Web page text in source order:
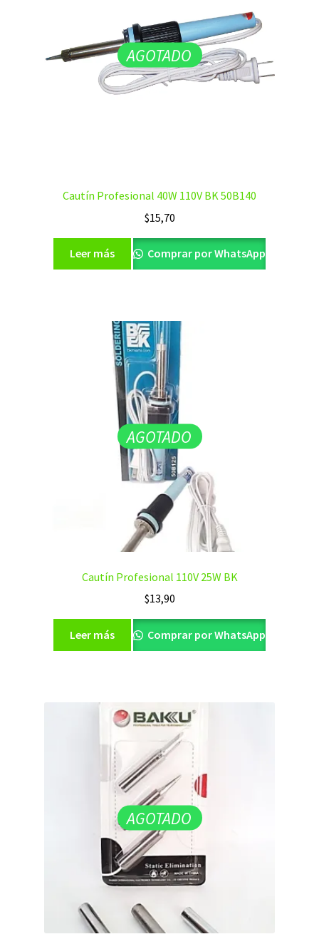
AGOTADO
Cautín Profesional 40W 110V BK 50B140
$15,70
Leer más Comprar por WhatsApp
AGOTADO
Cautín Profesional 110V 25W BK
$13,90
Leer más Comprar por WhatsApp
AGOTADO